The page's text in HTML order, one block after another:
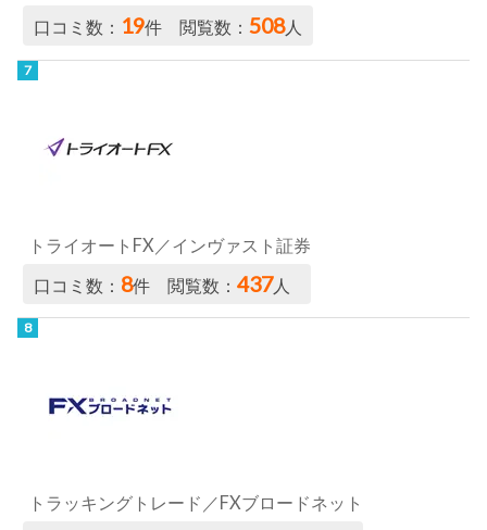
口コミ数： 19件 閲覧数：508人
トライオートFX／インヴァスト証券
口コミ数： 8件 閲覧数：437人
トラッキングトレード／FXブロードネット